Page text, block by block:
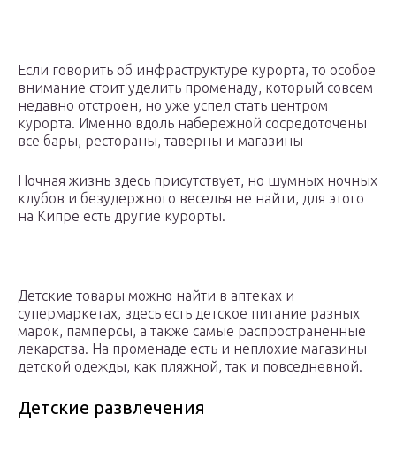
Если говорить об инфраструктуре курорта, то особое
внимание стоит уделить променаду, который совсем
недавно отстроен, но уже успел стать центром
курорта. Именно вдоль набережной сосредоточены
все бары, рестораны, таверны и магазины
Ночная жизнь здесь присутствует, но шумных ночных
клубов и безудержного веселья не найти, для этого
на Кипре есть другие курорты.
Детские товары можно найти в аптеках и
супермаркетах, здесь есть детское питание разных
марок, памперсы, а также самые распространенные
лекарства. На променаде есть и неплохие магазины
детской одежды, как пляжной, так и повседневной.
Детские развлечения